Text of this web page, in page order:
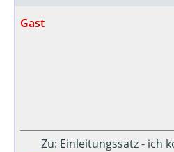
Gast
Zu: Einleitungssatz - ich